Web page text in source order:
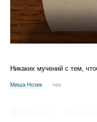
Никаких мучений с тем,
Миша Нозик чек